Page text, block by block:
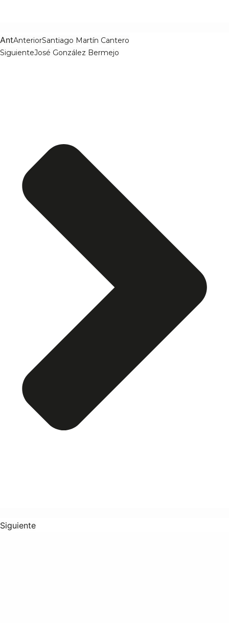
AntAnteriorSantiago Martín Cantero
SiguienteJosé González Bermejo
Siguiente